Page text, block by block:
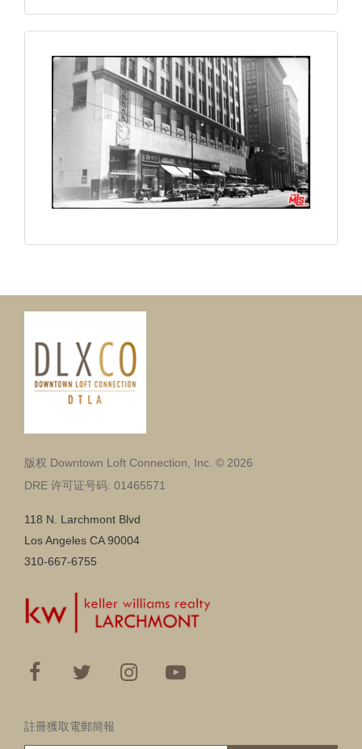
版权 Downtown Loft Connection, Inc. © 2026
DRE 许可证号码: 01465571
118 N. Larchmont Blvd
Los Angeles CA 90004
310-667-6755
註冊獲取電郵簡報